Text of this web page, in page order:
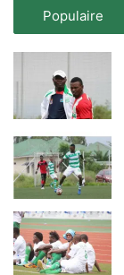
Populaire